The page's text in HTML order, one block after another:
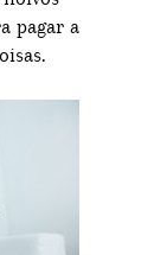
pagar a